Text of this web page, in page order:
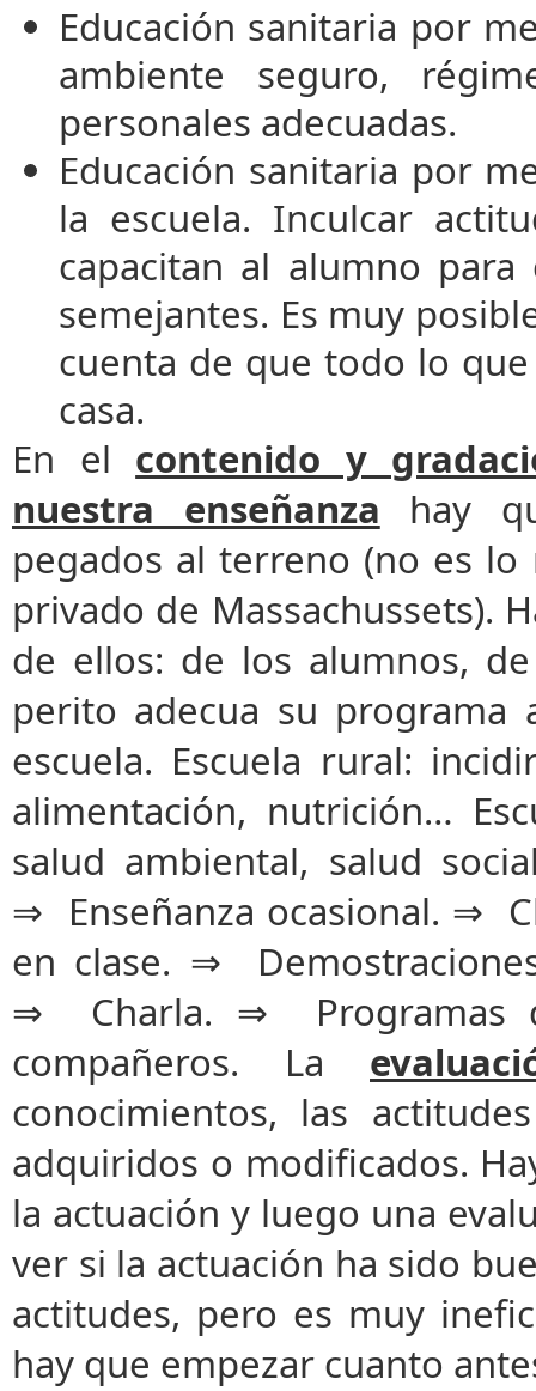
Educación sanitaria por
ambiente seguro,
personales adecuadas.
Educación sanitaria por
la escuela. Inculcar
capacitan al alumno
semejantes. Es muy
cuenta de que todo lo
casa.
En el contenido y
nuestra enseñanza hay
pegados al terreno (no es
privado de Massachussets).
de ellos: de los alumnos,
perito adecua su programa
escuela. Escuela rural:
alimentación, nutrición…
salud ambiental, salud
⇒ Enseñanza ocasional. ⇒
en clase. ⇒
⇒ Charla. ⇒ Programas
compañeros. La
conocimientos, las
adquiridos o modificados.
la actuación y luego una
ver si la actuación ha sido
actitudes, pero es muy
hay que empezar cuanto